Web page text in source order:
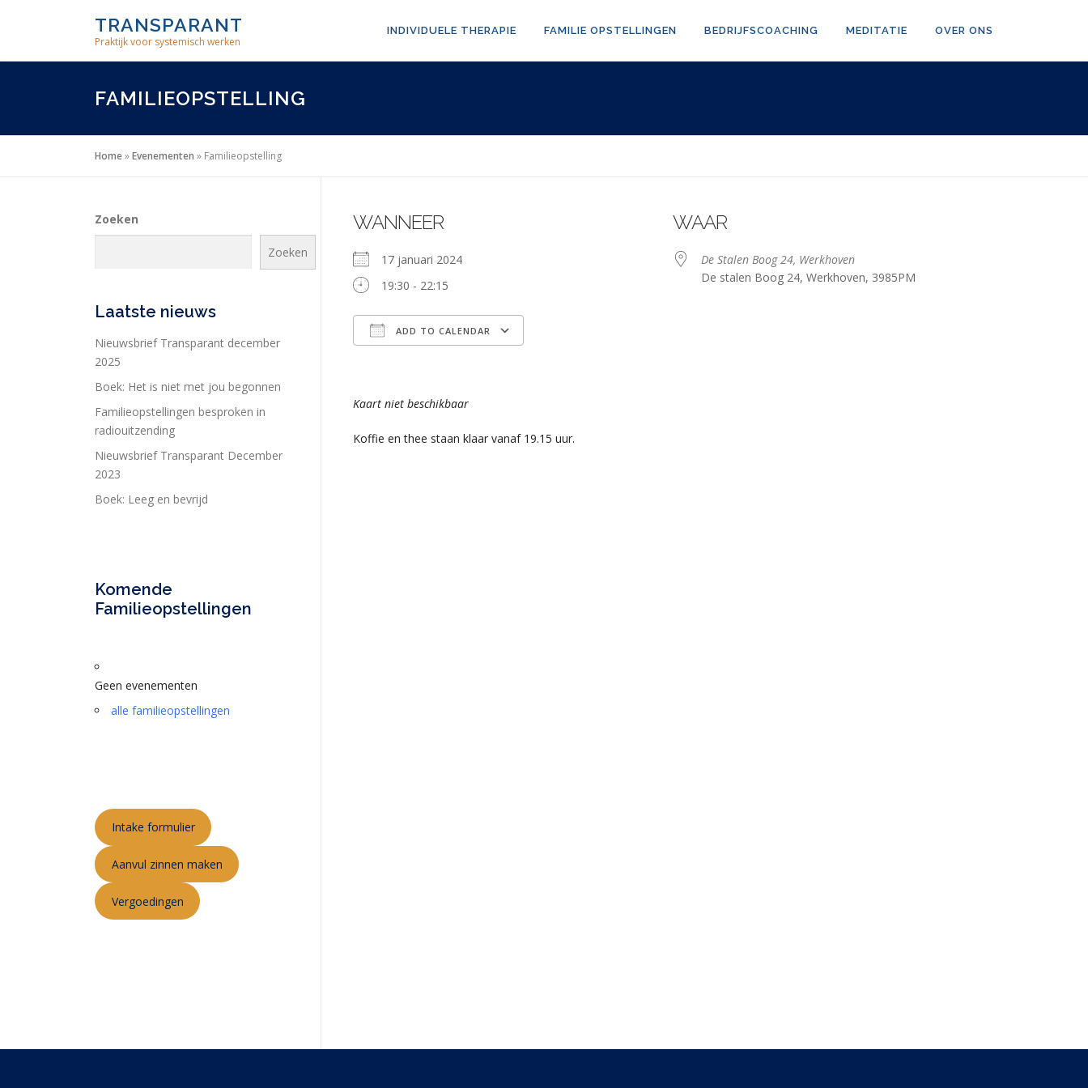
TRANSPARANT
Praktijk voor systemisch werken
INDIVIDUELE THERAPIE FAMILIE OPSTELLINGEN BEDRIJFSCOACHING MEDITATIE OVER ONS
FAMILIEOPSTELLING
Home»Evenementen » Familieopstelling
WANNEER
17 januari 2024
19:30 - 22:15
ADD TO CALENDAR
WAAR
De Stalen Boog 24, Werkhoven
De stalen Boog 24, Werkhoven, 3985PM
Kaart niet beschikbaar
Koffie en thee staan klaar vanaf 19.15 uur.
Zoeken
Zoeken
Laatste nieuws
Nieuwsbrief Transparant december
2025
Boek: Het is niet met jou begonnen
Familieopstellingen besproken in
radiouitzending
Nieuwsbrief Transparant December
2023
Boek: Leeg en bevrijd
Komende
Familieopstellingen
Geen evenementen
alle familieopstellingen
Intake formulier
Aanvul zinnen maken
Vergoedingen